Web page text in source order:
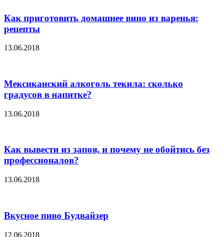
Как приготовить домашнее вино из варенья:
рецепты
13.06.2018
Мексиканский алкоголь текила: сколько
градусов в напитке?
13.06.2018
Как вывести из запоя, и почему не обойтись без
профессионалов?
13.06.2018
Вкусное пиво Будвайзер
12.06.2018